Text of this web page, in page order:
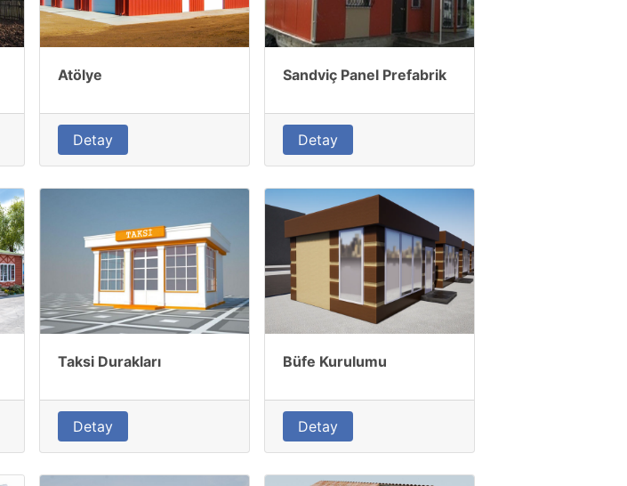
Atölye
Detay
Sandviç Panel Prefabrik
Detay
Taksi Durakları
Detay
Büfe Kurulumu
Detay